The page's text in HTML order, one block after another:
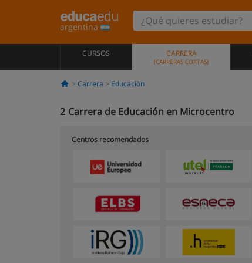
argentina
CURSOS CARRERA
(CARRERAS CORTAS)
Carrera Educación
2 Carrera de Educación en Microcentro
Centros recomendados